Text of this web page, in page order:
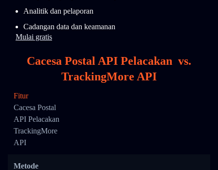
Analitik dan pelaporan
Cadangan data dan keamanan
Mulai gratis
Cacesa Postal API Pelacakan vs.
TrackingMore API
Fitur
Cacesa Postal
API Pelacakan
TrackingMore
API
Metode